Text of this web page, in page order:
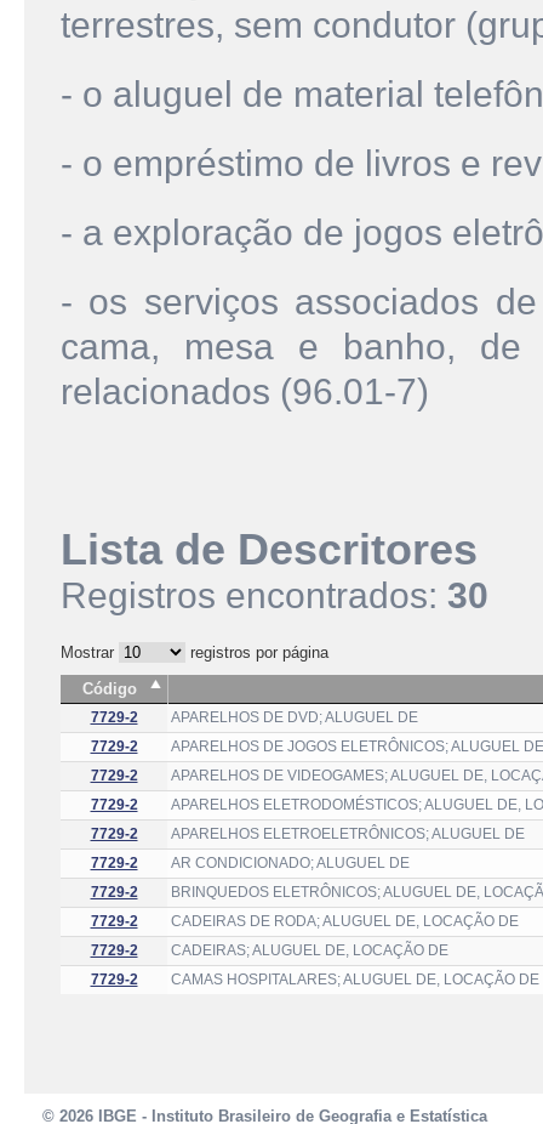
terrestres, sem condutor
- o aluguel de material
- o empréstimo de livros e
- a exploração de jogos
- os serviços associados
cama, mesa e banho, de
relacionados (96.01-7)
Lista de Descritores
Registros encontrados: 30
Mostrar
registros por página
Código
7729-2
APARELHOS DE DVD; ALUGUEL DE
7729-2
APARELHOS DE JOGOS ELETRÔNICOS; ALUGUEL
7729-2
APARELHOS DE VIDEOGAMES; ALUGUEL DE,
7729-2
APARELHOS ELETRODOMÉSTICOS; ALUGUEL DE,
7729-2
APARELHOS ELETROELETRÔNICOS; ALUGUEL DE
7729-2
AR CONDICIONADO; ALUGUEL DE
7729-2
BRINQUEDOS ELETRÔNICOS; ALUGUEL DE,
7729-2
CADEIRAS DE RODA; ALUGUEL DE, LOCAÇÃO DE
7729-2
CADEIRAS; ALUGUEL DE, LOCAÇÃO DE
7729-2
CAMAS HOSPITALARES; ALUGUEL DE, LOCAÇÃO DE
© 2026 IBGE - Instituto Brasileiro de Geografia e Estatística